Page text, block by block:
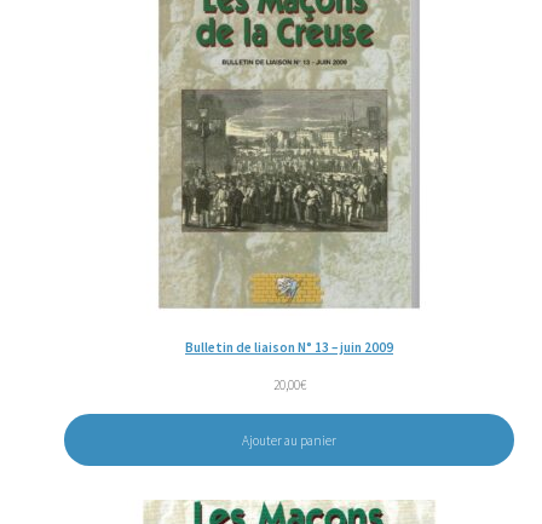
Bulletin de liaison N° 13 – juin 2009
20,00€
Ajouter au panier